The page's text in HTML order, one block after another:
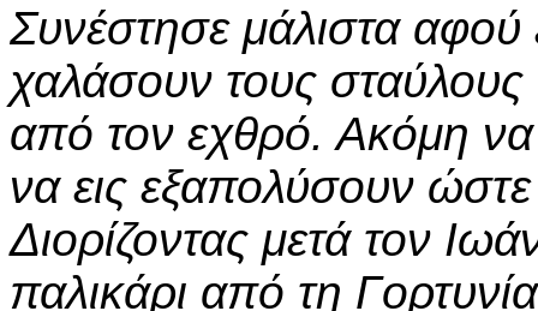
Συνέστησε μάλιστα αφού
χαλάσουν τους
από τον εχθρό. Ακόμη να
να εις εξαπολύσουν
Διορίζοντας μετά τον
παλικάρι από τη